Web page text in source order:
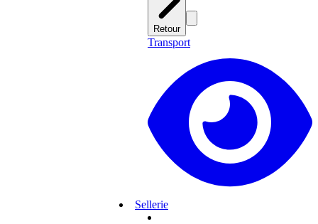
Retour
Transport
Sellerie